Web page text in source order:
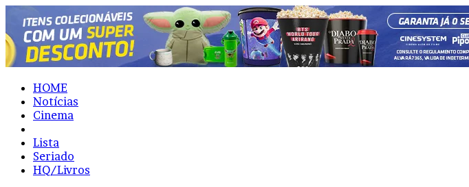
HOME
Notícias
Cinema
Lista
Seriado
HQ/Livros